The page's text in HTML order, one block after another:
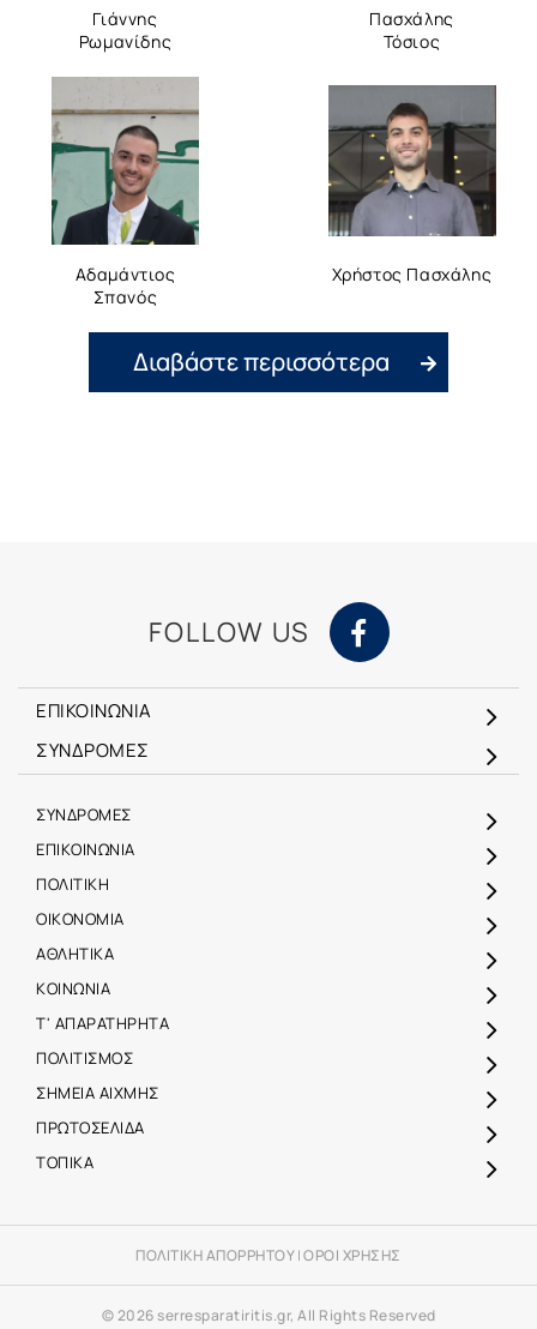
Γιάννης
Ρωμανίδης
Πασχάλης
Τόσιος
Αδαμάντιος
Σπανός
Χρήστος Πασχάλης
Διαβάστε περισσότερα
FOLLOW US
ΕΠΙΚΟΙΝΩΝΙΑ
ΣΥΝΔΡΟΜΕΣ
ΣΥΝΔΡΟΜΕΣ
ΕΠΙΚΟΙΝΩΝΙΑ
ΠΟΛΙΤΙΚΗ
ΟΙΚΟΝΟΜΙΑ
ΑΘΛΗΤΙΚΑ
ΚΟΙΝΩΝΙΑ
Τ' ΑΠΑΡΑΤΗΡΗΤΑ
ΠΟΛΙΤΙΣΜΟΣ
ΣΗΜΕΙΑ ΑΙΧΜΗΣ
ΠΡΩΤΟΣΕΛΙΔΑ
ΤΟΠΙΚΑ
ΠΟΛΙΤΙΚΗ ΑΠΟΡΡΗΤΟΥ|ΟΡΟΙ ΧΡΗΣΗΣ
© 2026 serresparatiritis.gr, All Rights Reserved